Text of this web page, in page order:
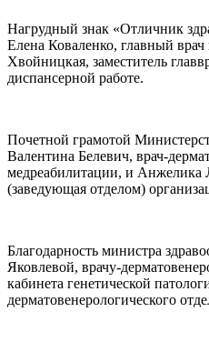
Нагрудный знак «Отличник
Елена Коваленко, главный врач
Хвойницкая, заместитель
диспансерной работе.
Почетной грамотой
Валентина Белевич, врач-
медреабилитации, и Анжелика
(заведующая отделом)
Благодарность министра
Яковлевой, врачу-
кабинета генетической
дерматовенерологического